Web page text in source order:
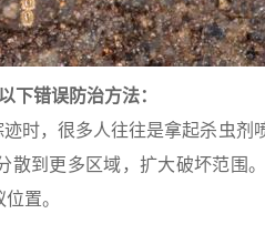
错误防治方法：
，很多人往往是拿起杀虫剂
散到更多区域，扩大破坏范围
置。